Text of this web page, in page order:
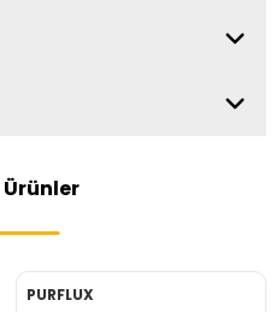
Ürünler
PURFLUX